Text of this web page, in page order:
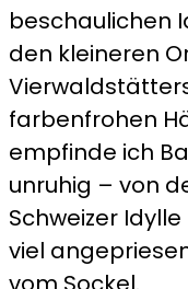
beschaulichen
den kleineren
farbenfrohen
empfinde ich
unruhig – von
Schweizer
viel